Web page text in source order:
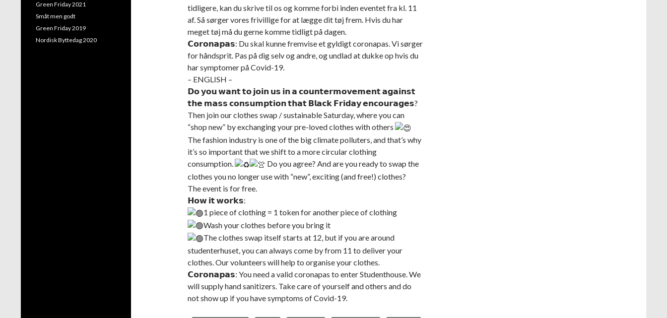
tidligere, kan du skrive til os og komme forbi inden eventet fra kl. 11
af. Så sørger vores frivillige for at lægge dit tøj frem. Hvis du har
meget tøj må du gerne komme tidligt på dagen.
𝗖𝗼𝗿𝗼𝗻𝗮𝗽𝗮𝘀: Du skal kunne fremvise et gyldigt coronapas. Vi sørger
for håndsprit. Pas på dig selv og andre, og undlad at dukke op hvis du
har symptomer på Covid-19.
– ENGLISH –
𝗗𝗼 𝘆𝗼𝘂 𝘄𝗮𝗻𝘁 𝘁𝗼 𝗷𝗼𝗶𝗻 𝘂𝘀 𝗶𝗻 𝗮 𝗰𝗼𝘂𝗻𝘁𝗲𝗿𝗺𝗼𝘃𝗲𝗺𝗲𝗻𝘁 𝗮𝗴𝗮𝗶𝗻𝘀𝘁
𝘁𝗵𝗲 𝗺𝗮𝘀𝘀 𝗰𝗼𝗻𝘀𝘂𝗺𝗽𝘁𝗶𝗼𝗻 𝘁𝗵𝗮𝘁 𝗕𝗹𝗮𝗰𝗸 𝗙𝗿𝗶𝗱𝗮𝘆 𝗲𝗻𝗰𝗼𝘂𝗿𝗮𝗴𝗲𝘀?
Then join our clothes swap / sustainable Saturday, where you can
“shop new” by exchanging your pre-loved clothes with others
The fashion industry is one of the big climate polluters, and that’s why
it’s so important that we shift to a more circular clothing
consumption.
Do you agree? And are you ready to swap the
clothes you no longer use with “new”, exciting (and free!) clothes?
The event is for free.
𝗛𝗼𝘄 𝗶𝘁 𝘄𝗼𝗿𝗸𝘀:
1 piece of clothing = 1 token for another piece of clothing
Wash your clothes before you bring it
The clothes swap itself starts at 12, but if you are around
studenterhuset, you can always come by from 11 to deliver your
clothes. Our volunteers will help to organise your clothes.
𝗖𝗼𝗿𝗼𝗻𝗮𝗽𝗮𝘀: You need a valid coronapas to enter Studenthouse. We
will supply hand sanitizers. Take care of yourself and others and do
not show up if you have symptoms of Covid-19.
Green Friday 2021
Småt men godt
Green Friday 2019
Nordisk Byttedag 2020